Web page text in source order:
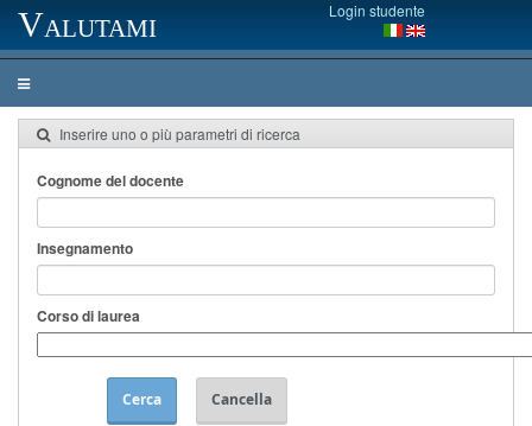
Valutami Login studente
Inserire uno o più parametri di ricerca
Cognome del docente
Insegnamento
Corso di laurea
Cerca Cancella